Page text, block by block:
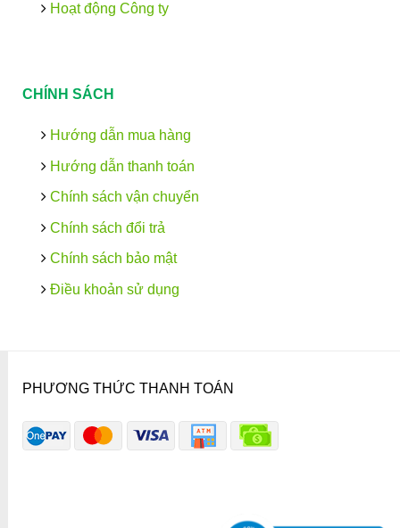
Hoạt động Công ty
CHÍNH SÁCH
Hướng dẫn mua hàng
Hướng dẫn thanh toán
Chính sách vận chuyển
Chính sách đổi trả
Chính sách bảo mật
Điều khoản sử dụng
PHƯƠNG THỨC THANH TOÁN